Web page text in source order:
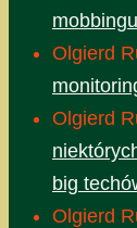
mobbingu
Olgierd
Olgierd
big
Olgierd